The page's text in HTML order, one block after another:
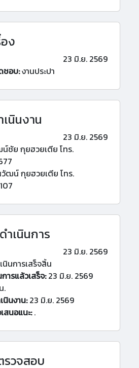
ง
23 มิ.ย. 2569
ชอบ:งานประปา
นินงาน
23 มิ.ย. 2569
ชัย กุยฮวยเตีย โทร.
วัฒน์ กุยฮวยเตีย โทร.
ำเนินการ
23 มิ.ย. 2569
นการเสร็จสิ้น
ารแล้วเสร็จ:23 มิ.ย. 2569
.
นินงาน:23 มิ.ย. 2569
สนอแนะ:.
รวจสอบ